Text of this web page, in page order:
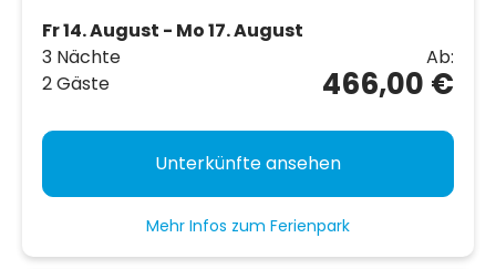
Fr 14. August - Mo 17. August
3 Nächte
2 Gäste
Ab:
466,00 €
Unterkünfte ansehen
Mehr Infos zum Ferienpark